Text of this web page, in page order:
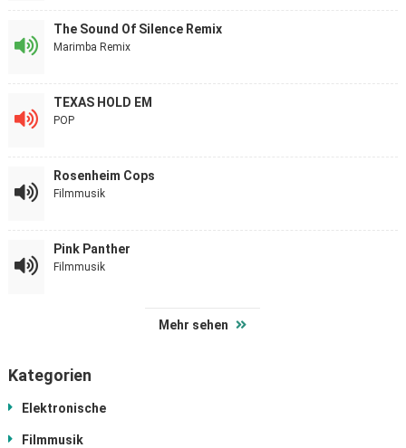
The Sound Of Silence Remix
Marimba Remix
TEXAS HOLD EM
POP
Rosenheim Cops
Filmmusik
Pink Panther
Filmmusik
Mehr sehen
Kategorien
Elektronische
Filmmusik